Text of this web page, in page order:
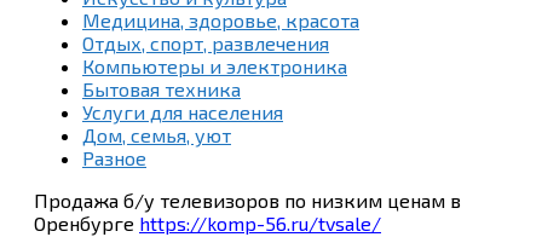
Медицина, здоровье, красота
Отдых, спорт, развлечения
Компьютеры и электроника
Бытовая техника
Услуги для населения
Дом, семья, уют
Разное
Продажа б/у телевизоров по низким ценам в
Оренбурге https://komp-56.ru/tvsale/